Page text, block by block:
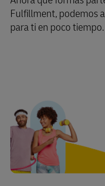
Fulfillment, podemos
para ti en poco tiempo.